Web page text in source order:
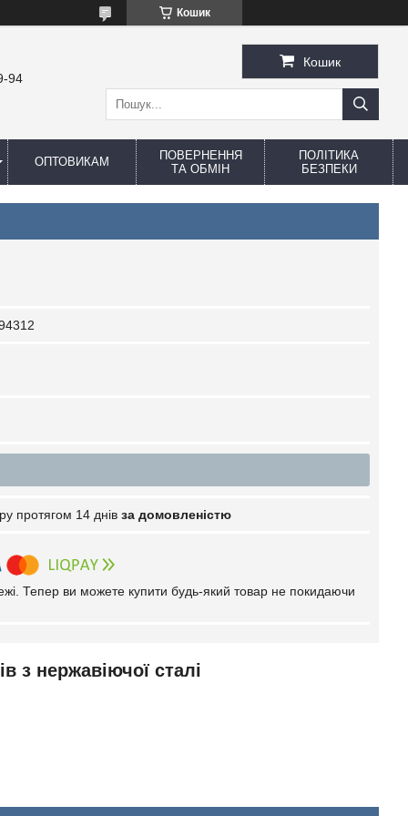
Кошик
94
Кошик
ОПТОВИКАМ
ПОВЕРНЕННЯ
ТА ОБМІН
ПОЛІТИКА
БЕЗПЕКИ
протягом 14 днів за домовленістю
Тепер ви можете купити будь-який товар не покидаючи
з нержавіючої сталі